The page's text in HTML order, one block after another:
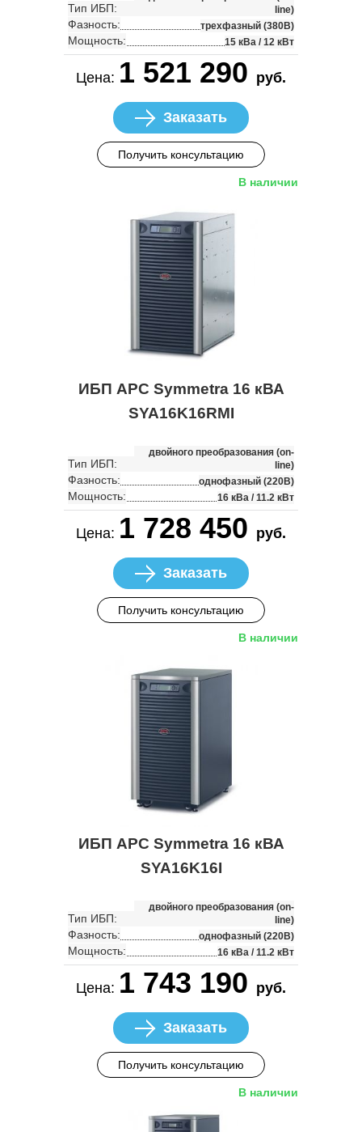
Тип ИБП:
line)
Фазность: трехфазный (380В)
Мощность: 15 кВа / 12 кВт
Цена: 1 521 290 руб.
Заказать
Получить консультацию
В наличии
ИБП APC Symmetra 16 кВА
SYA16K16RMI
Тип ИБП:
двойного преобразования (on-
line)
Фазность: однофазный (220В)
Мощность: 16 кВа / 11.2 кВт
Цена: 1 728 450 руб.
Заказать
Получить консультацию
В наличии
ИБП APC Symmetra 16 кВА
SYA16K16I
Тип ИБП:
двойного преобразования (on-
line)
Фазность: однофазный (220В)
Мощность: 16 кВа / 11.2 кВт
Цена: 1 743 190 руб.
Заказать
Получить консультацию
В наличии